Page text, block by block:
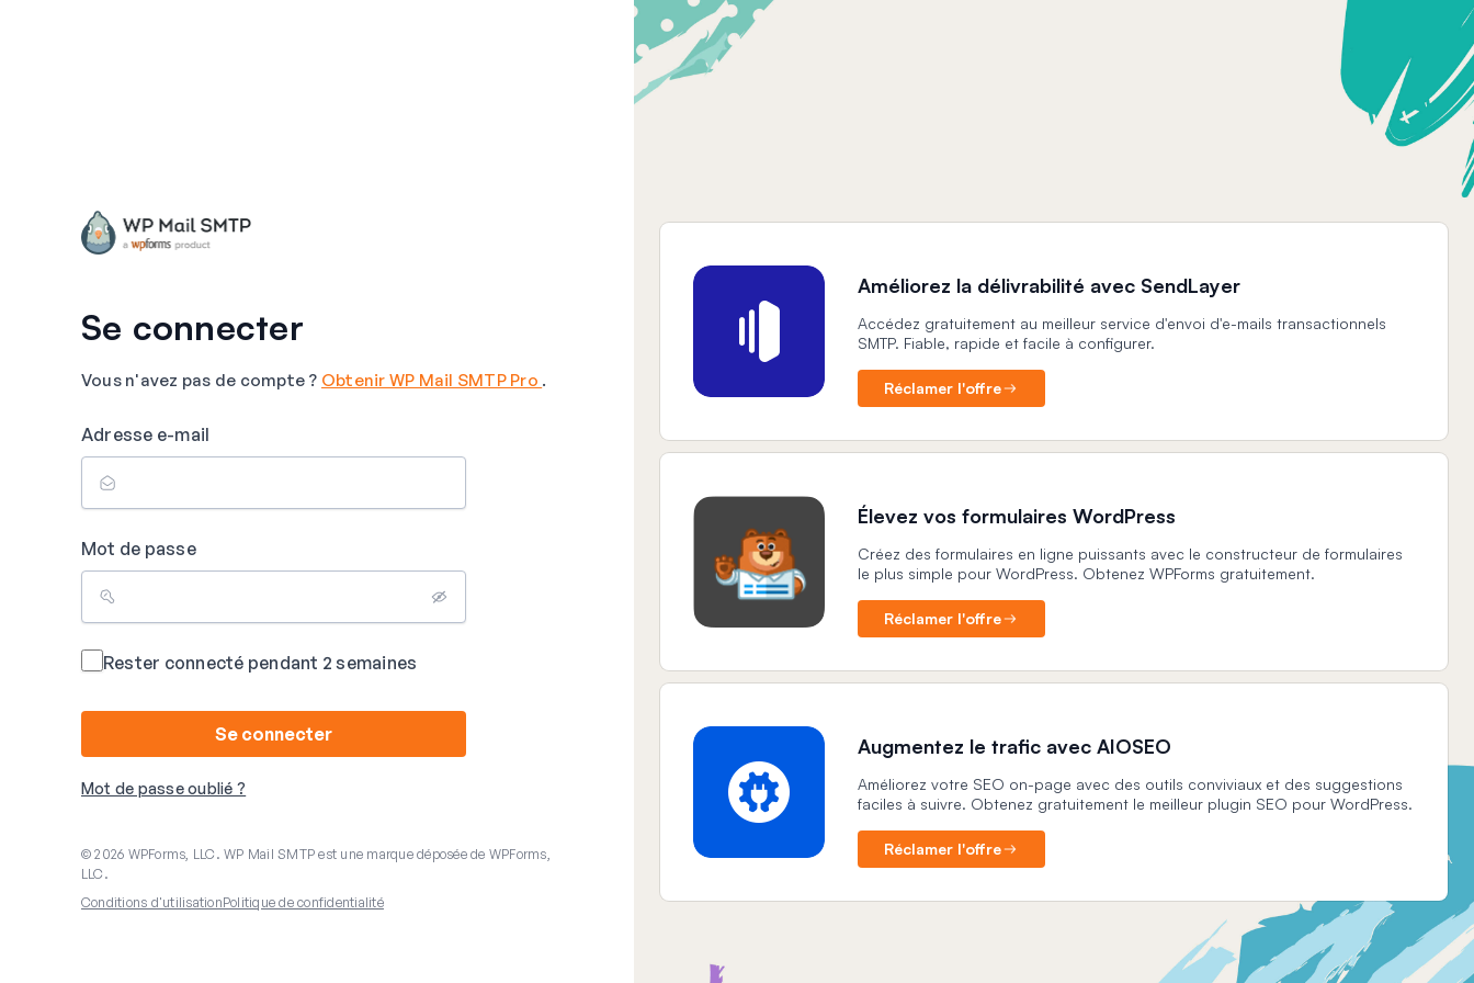
Se connecter
Vous n'avez pas de compte ? Obtenir WP Mail SMTP Pro .
Adresse e-mail
Mot de passe
Rester connecté pendant 2 semaines
Se connecter
Mot de passe oublié ?
© 2026 WPForms, LLC. WP Mail SMTP est une marque déposée de WPForms,
LLC.
Conditions d'utilisationPolitique de confidentialité
Améliorez la délivrabilité avec SendLayer
Accédez gratuitement au meilleur service d'envoi d'e-mails transactionnels
SMTP. Fiable, rapide et facile à configurer.
Réclamer l'offre
Élevez vos formulaires WordPress
Créez des formulaires en ligne puissants avec le constructeur de formulaires
le plus simple pour WordPress. Obtenez WPForms gratuitement.
Réclamer l'offre
Augmentez le trafic avec AIOSEO
Améliorez votre SEO on-page avec des outils conviviaux et des suggestions
faciles à suivre. Obtenez gratuitement le meilleur plugin SEO pour WordPress.
Réclamer l'offre